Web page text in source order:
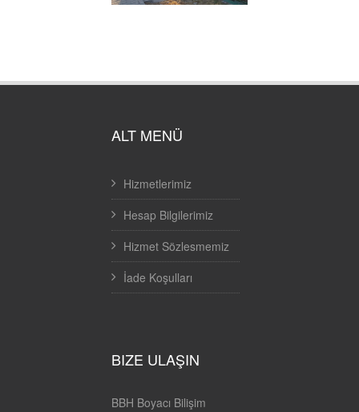
ALT MENÜ
Hizmetlerimiz
Hesap Bilgilerimiz
Hizmet Sözlesmemiz
İade Koşulları
BIZE ULAŞIN
BBH Boyacı Bilişim